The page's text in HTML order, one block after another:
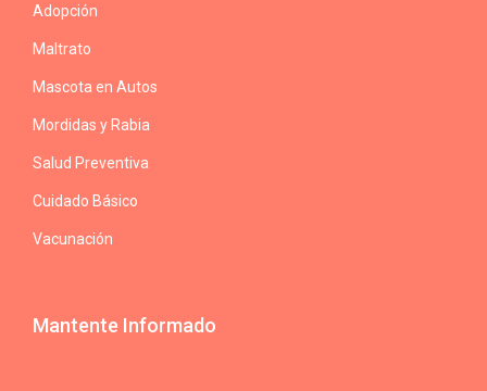
Adopción
Maltrato
Mascota en Autos
Mordidas y Rabia
Salud Preventiva
Cuidado Básico
Vacunación
Mantente Informado